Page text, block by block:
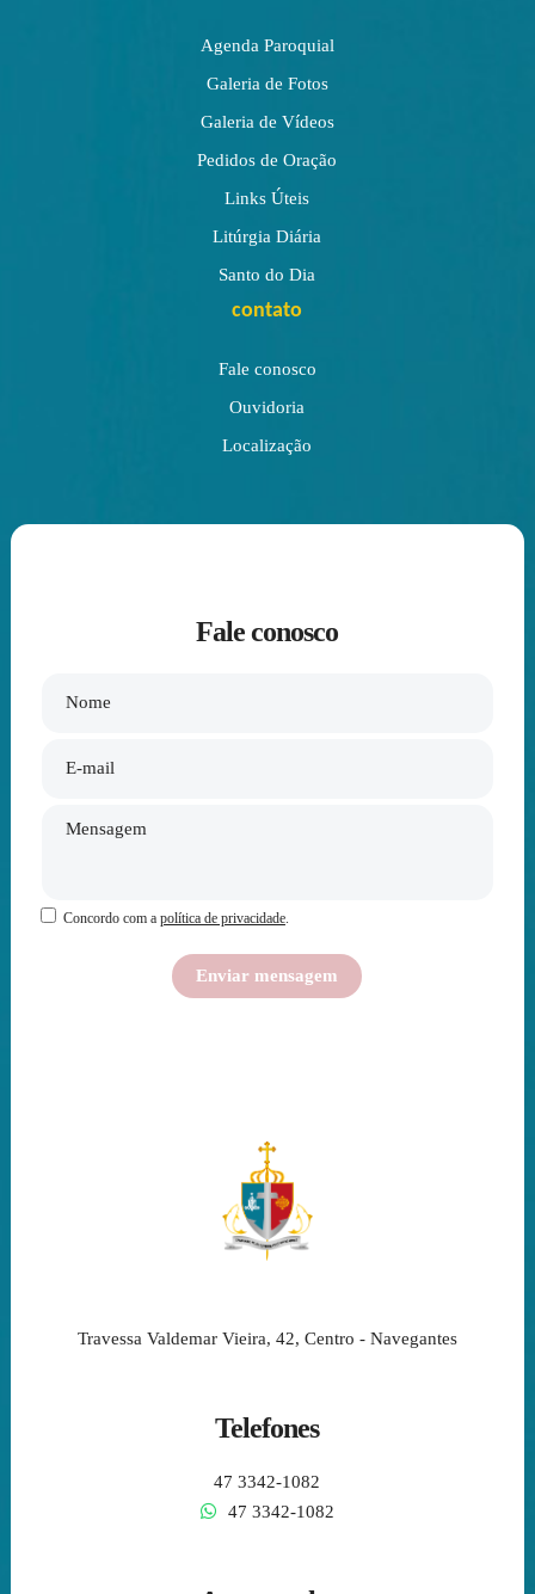
Agenda Paroquial
Galeria de Fotos
Galeria de Vídeos
Pedidos de Oração
Links Úteis
Litúrgia Diária
Santo do Dia
contato
Fale conosco
Ouvidoria
Localização
Fale conosco
Concordo com a política de privacidade.
Travessa Valdemar Vieira, 42, Centro - Navegantes
Telefones
47 3342-1082
47 3342-1082